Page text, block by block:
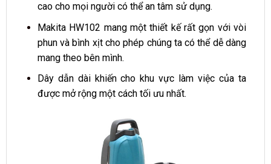
cao cho mọi người có thể an tâm sử dụng.
Makita HW102 mang một thiết kế rất gọn với vòi
phun và bình xịt cho phép chúng ta có thể dễ dàng
mang theo bên mình.
Dây dẫn dài khiến cho khu vực làm việc của ta
được mở rộng một cách tối ưu nhất.